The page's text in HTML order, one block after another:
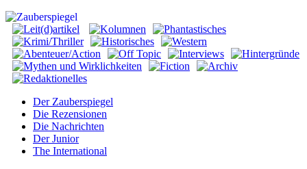
Der Zauberspiegel
Die Rezensionen
Die Nachrichten
Der Junior
The International